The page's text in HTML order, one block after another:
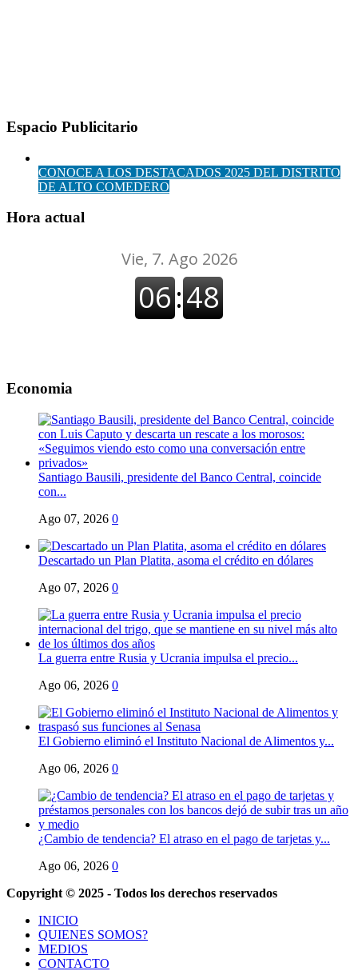
Espacio Publicitario
CONOCE A LOS DESTACADOS 2025 DEL DISTRITO
DE ALTO COMEDERO
Hora actual
Economia
Santiago Bausili, presidente del Banco Central, coincide
con...
Ago 07, 2026 0
Descartado un Plan Platita, asoma el crédito en dólares
Ago 07, 2026 0
La guerra entre Rusia y Ucrania impulsa el precio...
Ago 06, 2026 0
El Gobierno eliminó el Instituto Nacional de Alimentos y...
Ago 06, 2026 0
¿Cambio de tendencia? El atraso en el pago de tarjetas y...
Ago 06, 2026 0
Copyright © 2025 - Todos los derechos reservados
INICIO
QUIENES SOMOS?
MEDIOS
CONTACTO